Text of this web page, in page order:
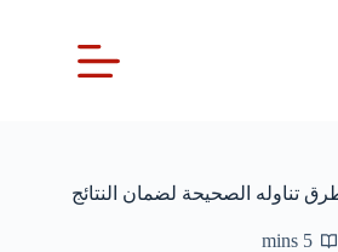
تناوله الصحيحة لضمان النتائج
5 mins